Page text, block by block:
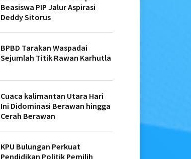
Beasiswa PIP Jalur Aspirasi
Deddy Sitorus
BPBD Tarakan Waspadai
Sejumlah Titik Rawan Karhutla
Cuaca kalimantan Utara Hari
Ini Didominasi Berawan hingga
Cerah Berawan
KPU Bulungan Perkuat
Pendidikan Politik Pemilih